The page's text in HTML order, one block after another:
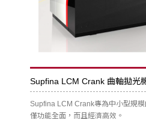
Supfina LCM Crank 曲軸拋光
Supfina LCM Crank專為中小型規
僅功能全面，而且經濟高效。